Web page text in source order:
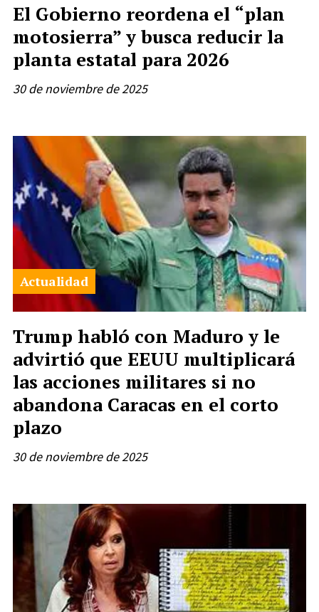
El Gobierno reordena el “plan
motosierra” y busca reducir la
planta estatal para 2026
30 de noviembre de 2025
Trump habló con Maduro y le
advirtió que EEUU multiplicará
las acciones militares si no
abandona Caracas en el corto
plazo
Actualidad
30 de noviembre de 2025